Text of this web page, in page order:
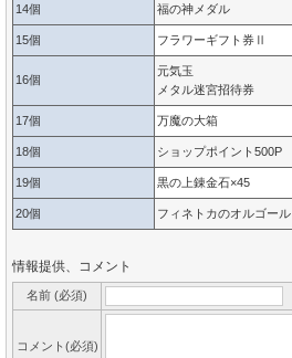
14個 福の神メダル
15個 フラワーギフト券Ⅱ
16個
元気玉
メタル迷宮招待券
17個 万魔の大箱
18個 ショップポイント500P
19個 黒の上錬金石×45
20個 フィネトカのオルゴール
情報提供、コメント
名前 (必須)
コメント(必須)